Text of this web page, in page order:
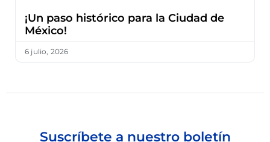
¡Un paso histórico para la Ciudad de
México!
6 julio, 2026
Suscríbete a nuestro boletín